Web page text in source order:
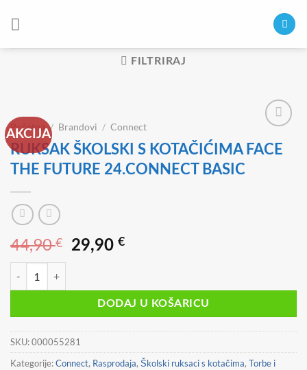
FILTRIRAJ
AKCIJA
Početna / Brandovi / Connect
RUKSAK ŠKOLSKI S KOTAČIĆIMA FACE
THE FUTURE 24.CONNECT BASIC
44,90€
Izvorna
je:
44,90 €.
29,90€Trenutna
29,90 €.
DODAJ U KOŠARICU
SKU:000055281
Kategorije:Connect, Rasprodaja, Školski ruksaci s kotačima, Torbe i